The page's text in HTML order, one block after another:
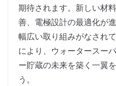
期待されます。新しい材
善、電極設計の最適化が
幅広い取り組みがなされ
により、ウォータースー
ー貯蔵の未来を築く一翼
う。